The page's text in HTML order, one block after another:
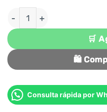
LENTES PARA
🛒
🛍️
Consulta rápida por